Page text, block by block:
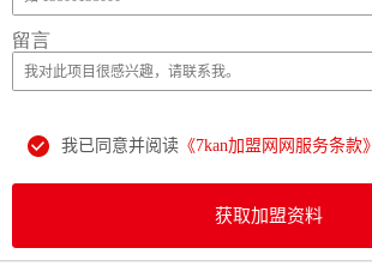
留言
我已同意并阅读 《7kan加盟网网服务条款》
获取加盟资料